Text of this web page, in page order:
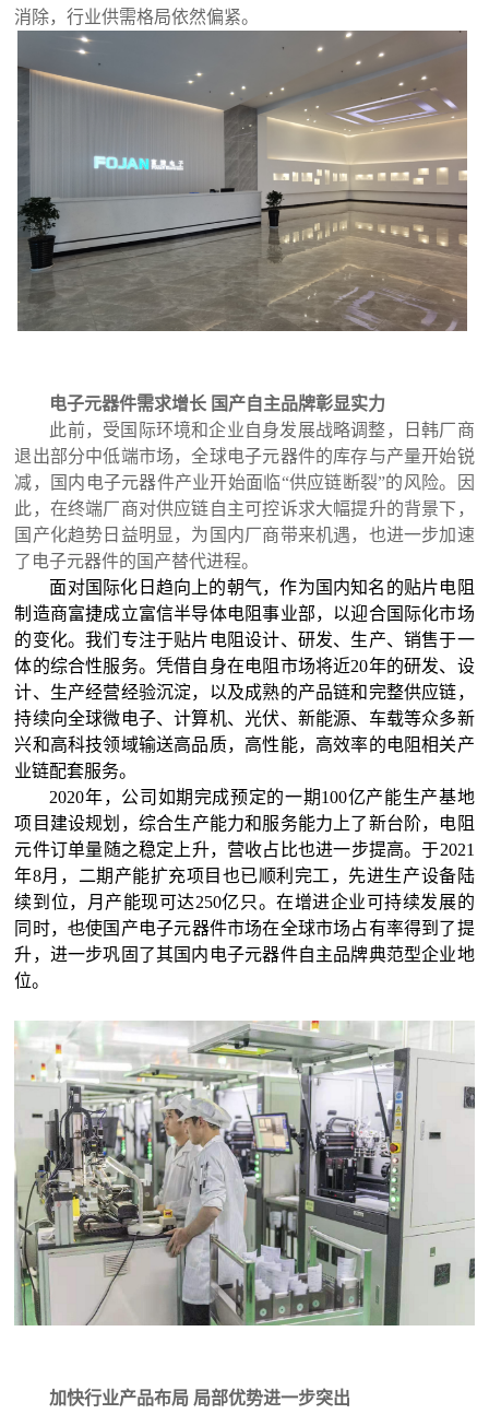
消除，行业供需格局依然偏紧。
电子元器件需求增长 国产自主品牌彰显实力
此前，受国际环境和企业自身发展战略调整，日韩厂商
退出部分中低端市场，全球电子元器件的库存与产量开始锐
减，国内电子元器件产业开始面临“供应链断裂”的风险。因
此，在终端厂商对供应链自主可控诉求大幅提升的背景下，
国产化趋势日益明显，为国内厂商带来机遇，也进一步加速
了电子元器件的国产替代进程。
面对国际化日趋向上的朝气，作为国内知名的贴片电阻
制造商富捷成立富信半导体电阻事业部，以迎合国际化市场
的变化。我们专注于贴片电阻设计、研发、生产、销售于一
体的综合性服务。凭借自身在电阻市场将近20年的研发、设
计、生产经营经验沉淀，以及成熟的产品链和完整供应链，
持续向全球微电子、计算机、光伏、新能源、车载等众多新
兴和高科技领域输送高品质，高性能，高效率的电阻相关产
业链配套服务。
2020年， 公司如期完成预定的一期100亿产能生产基地
项目 建设规划 ， 综合生产能力和服务能力上了新台阶， 电阻
元件订单量随之稳定上升，营收占比也进一步提高。于2021
年8月，二期产能扩充项目也已顺利完工， 先进生产设备陆
续到位，月产能现可达250亿只。在增进企业可持续发展的
同时，也使国产电子元器件市场在全球市场占有率得到了提
升，进一步巩固了其国内电子元器件自主品牌典范型企业地
位。
加快行业产品布局 局部优势进一步突出